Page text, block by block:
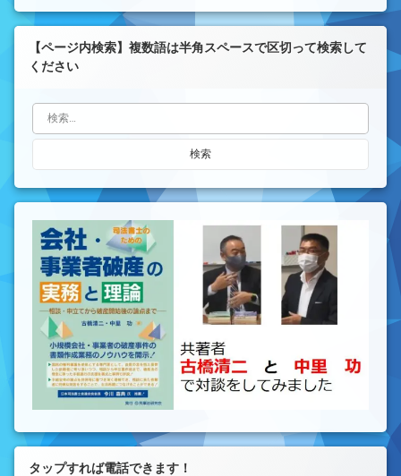
【ページ内検索】複数語は半角スペースで区切って検索して
ください
検索:
タップすれば電話できます！